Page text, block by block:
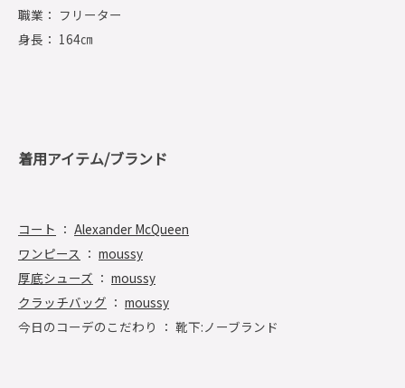
職業： フリーター
身長： 164㎝
着用アイテム/ブランド
コート ： Alexander McQueen
ワンピース ： moussy
厚底シューズ ： moussy
クラッチバッグ ： moussy
今日のコーデのこだわり ： 靴下:ノーブランド